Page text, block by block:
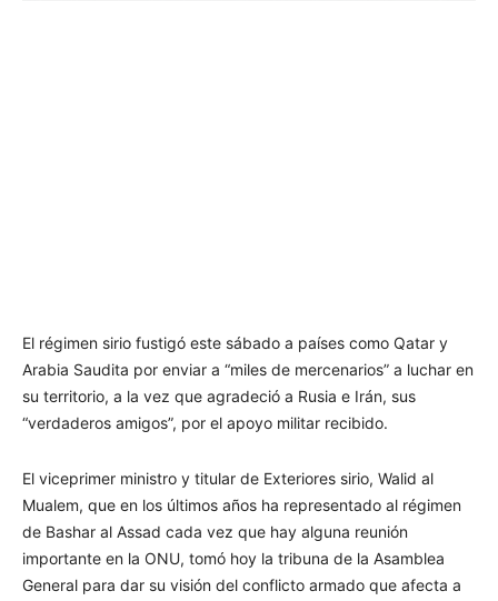
El régimen sirio fustigó este sábado a países como Qatar y
Arabia Saudita por enviar a “miles de mercenarios” a luchar en
su territorio, a la vez que agradeció a Rusia e Irán, sus
“verdaderos amigos”, por el apoyo militar recibido.
El viceprimer ministro y titular de Exteriores sirio, Walid al
Mualem, que en los últimos años ha representado al régimen
de Bashar al Assad cada vez que hay alguna reunión
importante en la ONU, tomó hoy la tribuna de la Asamblea
General para dar su visión del conflicto armado que afecta a